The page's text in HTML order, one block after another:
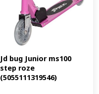
Jd bug Junior ms100
step roze
(5055111319546)